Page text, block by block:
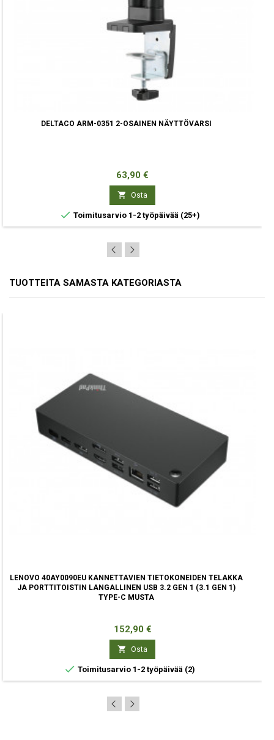
DELTACO ARM-0351 2-OSAINEN NÄYTTÖVARSI
Hinta
63,90 €
 Osta
 Toimitusarvio 1-2 työpäivää (25+)
TUOTTEITA SAMASTA KATEGORIASTA
LENOVO 40AY0090EU KANNETTAVIEN TIETOKONEIDEN TELAKKA
JA PORTTITOISTIN LANGALLINEN USB 3.2 GEN 1 (3.1 GEN 1)
TYPE-C MUSTA
Hinta
152,90 €
 Osta
 Toimitusarvio 1-2 työpäivää (2)